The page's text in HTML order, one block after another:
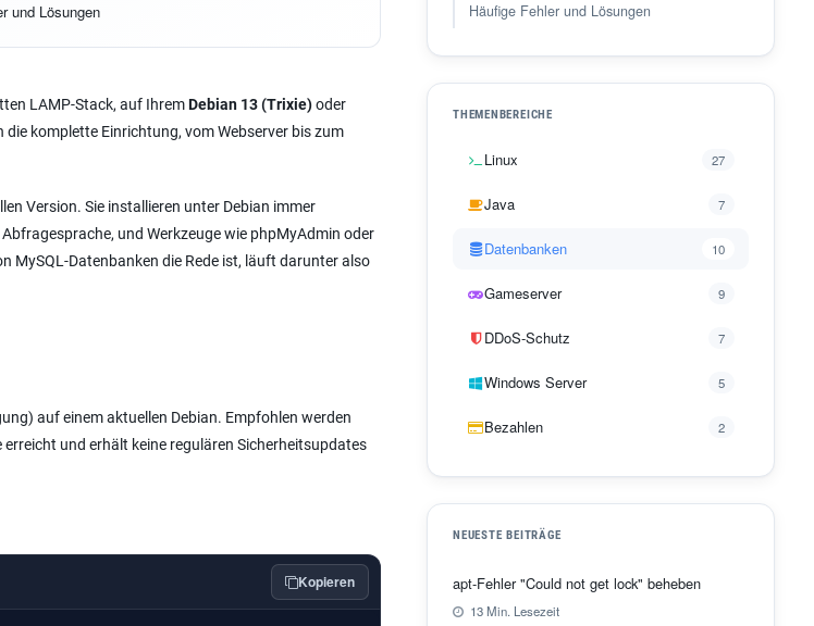
und Lösungen
LAMP-Stack, auf IhremDebian 13 (Trixie)oder
komplette Einrichtung, vom Webserver bis zum
Version. Sie installieren unter Debian immer
und Werkzeuge wie phpMyAdmin oder
MySQL-Datenbanken die Rede ist, läuft darunter also
auf einem aktuellen Debian. Empfohlen werden
und erhält keine regulären Sicherheitsupdates
Kopieren
Häufige Fehler und Lösungen
THEMENBEREICHE
Linux 27
Java 7
Datenbanken 10
Gameserver 9
DDoS-Schutz 7
Windows Server 5
Bezahlen 2
NEUESTE BEITRÄGE
apt-Fehler "Could not get lock" beheben
13 Min. Lesezeit